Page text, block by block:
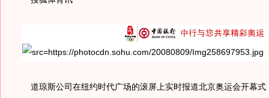
道琼斯公司在纽约时代广场的滚屏上实时报道北京奥运会开幕式